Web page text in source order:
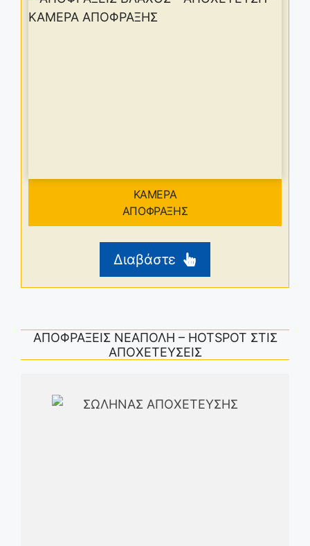
ΚΑΜΕΡΑ
ΑΠΟΦΡΑΞΗΣ
Διαβάστε
ΑΠΟΦΡΑΞΕΙΣ ΝΕΑΠΟΛΗ – HOTSPOT ΣΤΙΣ
ΑΠΟΧΕΤΕΥΣΕΙΣ